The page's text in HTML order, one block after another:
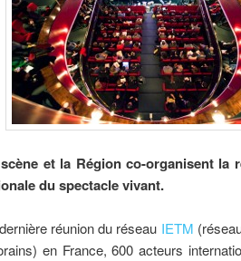
et la Région co-organisent la
du spectacle vivant.
réunion du réseau IETM
en France, 600 acteurs